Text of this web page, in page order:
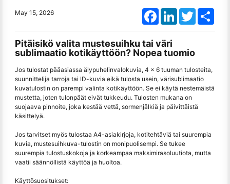
May 15, 2026 FacebookLinkedInTwitter
Pitäisikö valita mustesuihku tai väri
sublimaatio kotikäyttöön? Nopea tuomio
Jos tulostat pääasiassa älypuhelinvalokuvia, 4 × 6 tuuman tulosteita,
suunnittelija tarroja tai ID-kuvia eikä tulosta usein, värisublimaatio
kuvatulostin on parempi valinta kotikäyttöön. Se ei käytä nestemäistä
mustetta, joten tulonpäät eivät tukkeudu. Tulosten mukana on
suojaava pinnoite, joka kestää vettä, sormenjälkiä ja päivittäistä
käsittelyä.
Jos tarvitset myös tulostaa A4-asiakirjoja, kotitehtäviä tai suurempia
kuvia, mustesuihkuva-tulostin on monipuolisempi. Se tukee
suurempia tulostuskokoja ja korkeampaa maksimirasoluutiota, mutta
vaatii säännöllistä käyttöä ja huoltoa.
Käyttösuositukset: